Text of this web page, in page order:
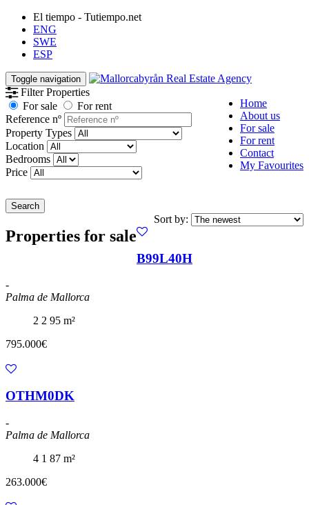
El tiempo - Tutiempo.net
ENG
SWE
ESP
Toggle navigation
Home
About us
For sale
For rent
Contact
My Favourites
Filter Properties
For sale
For rent
Reference nº
Property Types
Location
Bedrooms
Price
Search
Properties for sale
Sort by:
B99L40H
-
Palma de Mallorca
2 2 95 m²
795.000€
OTHM0DK
-
Palma de Mallorca
4 1 87 m²
263.000€